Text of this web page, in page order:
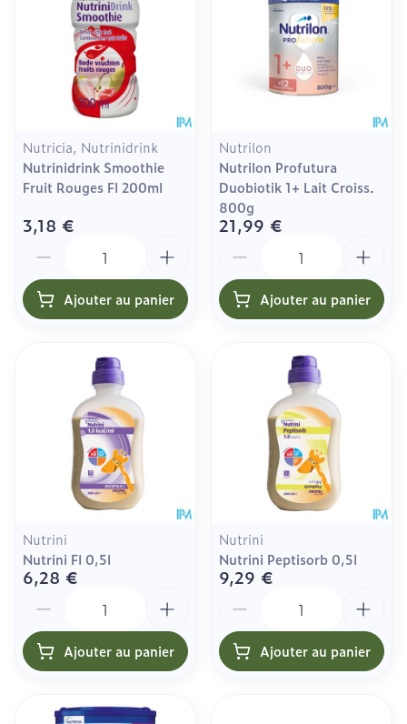
Nutricia, Nutrinidrink
Nutrinidrink Smoothie
Fruit Rouges Fl 200ml
3,18 €
Ajouter au panier
Nutrilon
Nutrilon Profutura
Duobiotik 1+ Lait Croiss.
800g
21,99 €
Ajouter au panier
Nutrini
Nutrini Fl 0,5l
6,28 €
Ajouter au panier
Nutrini
Nutrini Peptisorb 0,5l
9,29 €
Ajouter au panier